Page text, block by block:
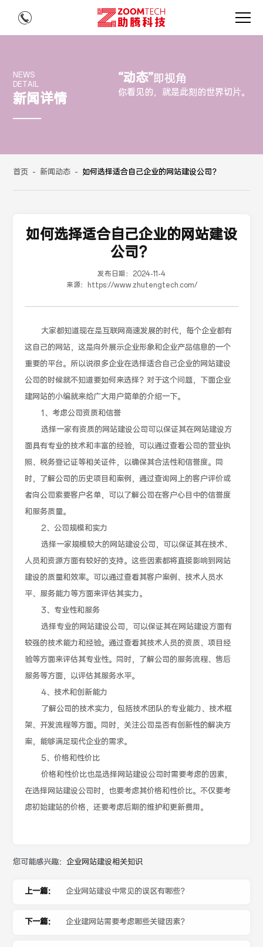
NEWS
DETAIL
新闻详情
“动态”即视角
你看见的，就是此刻的世界切片。
首页 - 新闻动态 - 如何选择适合自己企业的网站建设公司？
如何选择适合自己企业的网站建设
公司？
发布日期： 2024-11-4
来源：
https://www.zhutengtech.com/
大家都知道现在是互联网高速发展的时代，每个企业都有
这自己的网站，这是向外展示企业形象和企业产品信息的一个
重要的平台。所以说很多企业在选择适合自己企业的网站建设
公司的时候就不知道要如何来选择？对于这个问题，下面企业
建网站的小编就来给广大用户简单的介绍一下。
1、考虑公司资质和信誉
选择一家有资质的网站建设公司可以保证其在网站建设方
面具有专业的技术和丰富的经验，可以通过查看公司的营业执
照、税务登记证等相关证件，以确保其合法性和信誉度。同
时，了解公司的历史项目和案例，通过查询网上的客户评价或
者向公司索要客户名单，可以了解公司在客户心目中的信誉度
和服务质量。
2、公司规模和实力
选择一家规模较大的网站建设公司，可以保证其在技术、
人员和资源方面有较好的支持。这些因素都将直接影响到网站
建设的质量和效率。可以通过查看其客户案例、技术人员水
平、服务能力等方面来评估其实力。
3、专业性和服务
选择专业的网站建设公司，可以保证其在网站建设方面有
较强的技术能力和经验。通过查看其技术人员的资质、项目经
验等方面来评估其专业性。同时，了解公司的服务流程、售后
服务等方面，以评估其服务水平。
4、技术和创新能力
了解公司的技术实力，包括技术团队的专业能力、技术框
架、开发流程等方面。同时，关注公司是否有创新性的解决方
案，能够满足现代企业的需求。
5、价格和性价比
价格和性价比也是选择网站建设公司时需要考虑的因素，
在选择网站建设公司时，也要考虑其价格和性价比。不仅要考
虑初始建站的价格，还要考虑后期的维护和更新费用。
您可能感兴趣： 企业网站建设相关知识
上一篇： 企业网站建设中常见的误区有哪些？
下一篇： 企业建网站需要考虑哪些关键因素？